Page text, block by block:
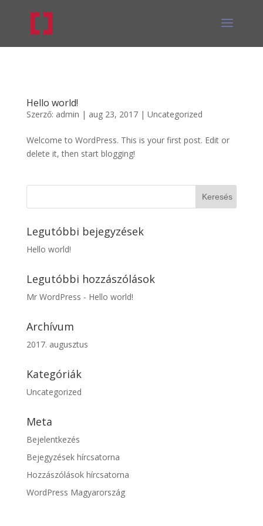
Hello world!
Szerző: admin | aug 23, 2017| Uncategorized
Welcome to WordPress. This is your first post. Edit or
delete it, then start blogging!
Legutóbbi bejegyzések
Hello world!
Legutóbbi hozzászólások
Mr WordPress - Hello world!
Archívum
2017. augusztus
Kategóriák
Uncategorized
Meta
Bejelentkezés
Bejegyzések hírcsatorna
Hozzászólások hírcsatorna
WordPress Magyarország